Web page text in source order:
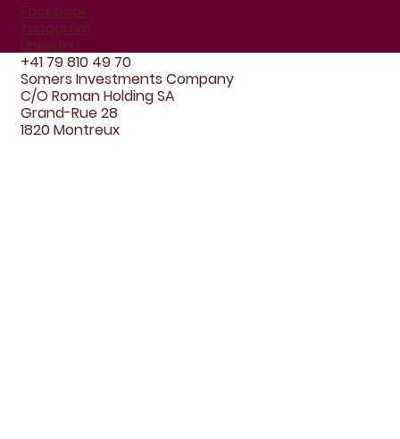
Facebook
Instagram
LinkedIn
+41 79 810 49 70
Somers Investments Company
C/O Roman Holding SA
Grand-Rue 28
1820 Montreux